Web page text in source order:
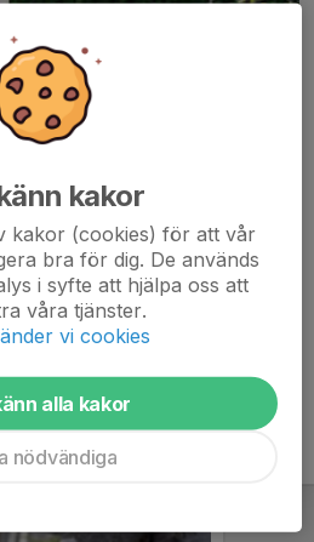
nyheterna på hemsidan. För
hemsidan loggar du in högst upp till
kakor
kakor (cookies) för att vår
bra för dig. De används
i syfte att hjälpa oss att
våra tjänster.
vi cookies
alla kakor
nödvändiga